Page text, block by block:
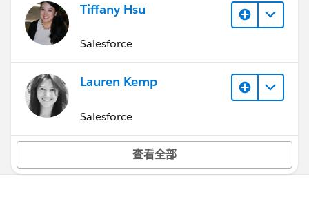
Tiffany Hsu
Salesforce
Lauren Kemp
Salesforce
查看全部